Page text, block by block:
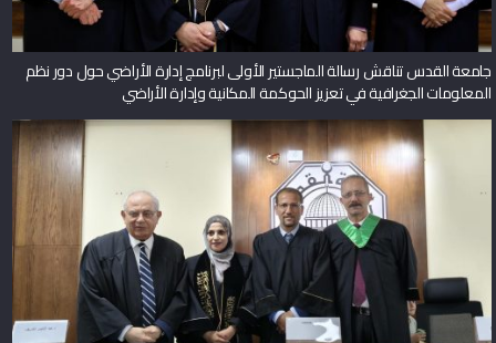
جامعة القدس تناقش رسالة الماجستير الأولى لبرنامج إدارة الأراضي حول دور نظم
المعلومات الجغرافية في تعزيز الحوكمة المكانية وإدارة الأراضي